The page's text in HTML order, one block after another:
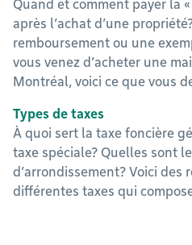
Quand et comment payer la
après l’achat d’une
remboursement ou une
vous venez d’acheter une
Montréal, voici ce que vous
Types de taxes
À quoi sert la taxe foncière
taxe spéciale? Quelles sont
d’arrondissement? Voici des
différentes taxes qui